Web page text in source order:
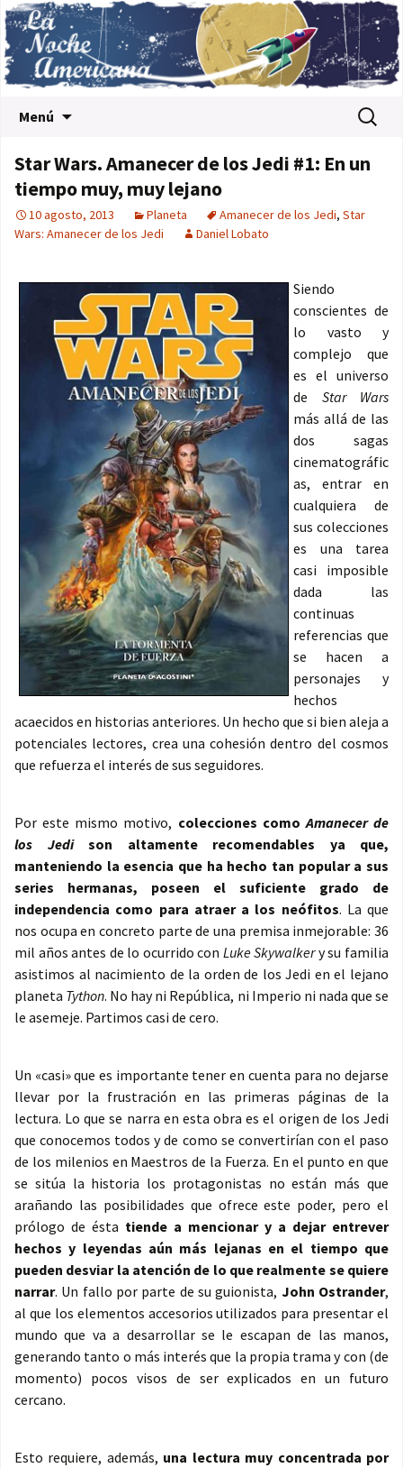
Menú Buscar:
Star Wars. Amanecer de los Jedi #1: En un
tiempo muy, muy lejano
10 agosto, 2013 Planeta Amanecer de los Jedi, Star
Wars: Amanecer de los Jedi
Daniel Lobato
Siendo
conscientes de
lo vasto y
complejo que
es el universo
de Star Wars
más allá de las
dos sagas
cinematográfic
as, entrar en
cualquiera de
sus colecciones
es una tarea
casi imposible
dada las
continuas
referencias que
se hacen a
personajes y
hechos
acaecidos en historias anteriores. Un hecho que si bien aleja a
potenciales lectores, crea una cohesión dentro del cosmos
que refuerza el interés de sus seguidores.
Por este mismo motivo, colecciones comoAmanecer de
los Jedison altamente recomendables ya que,
manteniendo la esencia que ha hecho tan popular a sus
series hermanas, poseen el suficiente grado de
independencia como para atraer a los neófitos. La que
nos ocupa en concreto parte de una premisa inmejorable: 36
mil años antes de lo ocurrido con Luke Skywalkery su familia
asistimos al nacimiento de la orden de los Jedi en el lejano
planeta Tython. No hay ni República, ni Imperio ni nada que se
le asemeje. Partimos casi de cero.
Un «casi» que es importante tener en cuenta para no dejarse
llevar por la frustración en las primeras páginas de la
lectura. Lo que se narra en esta obra es el origen de los Jedi
que conocemos todos y de como se convertirían con el paso
de los milenios en Maestros de la Fuerza. En el punto en que
se sitúa la historia los protagonistas no están más que
arañando las posibilidades que ofrece este poder, pero el
prólogo de ésta tiende a mencionar y a dejar entrever
hechos y leyendas aún más lejanas en el tiempo que
pueden desviar la atención de lo que realmente se quiere
narrar. Un fallo por parte de su guionista, John Ostrander,
al que los elementos accesorios utilizados para presentar el
mundo que va a desarrollar se le escapan de las manos,
generando tanto o más interés que la propia trama y con (de
momento) pocos visos de ser explicados en un futuro
cercano.
Esto requiere, además, una lectura muy concentrada por